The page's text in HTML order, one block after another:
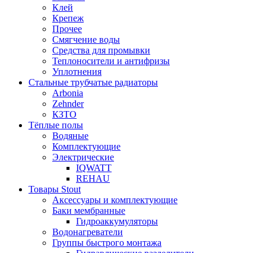
Клей
Крепеж
Прочее
Смягчение воды
Средства для промывки
Теплоносители и антифризы
Уплотнения
Стальные трубчатые радиаторы
Arbonia
Zehnder
КЗТО
Тёплые полы
Водяные
Комплектующие
Электрические
IQWATT
REHAU
Товары Stout
Аксессуары и комплектующие
Баки мембранные
Гидроаккумуляторы
Водонагреватели
Группы быстрого монтажа